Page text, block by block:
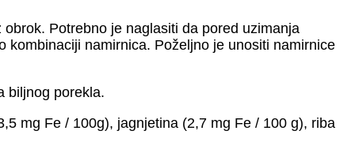
Potrebno je naglasiti da pored uzimanja
kombinaciji namirnica. Poželjno je unositi namirnice
biljnog porekla.
mg Fe / 100g), jagnjetina (2,7 mg Fe / 100 g), riba